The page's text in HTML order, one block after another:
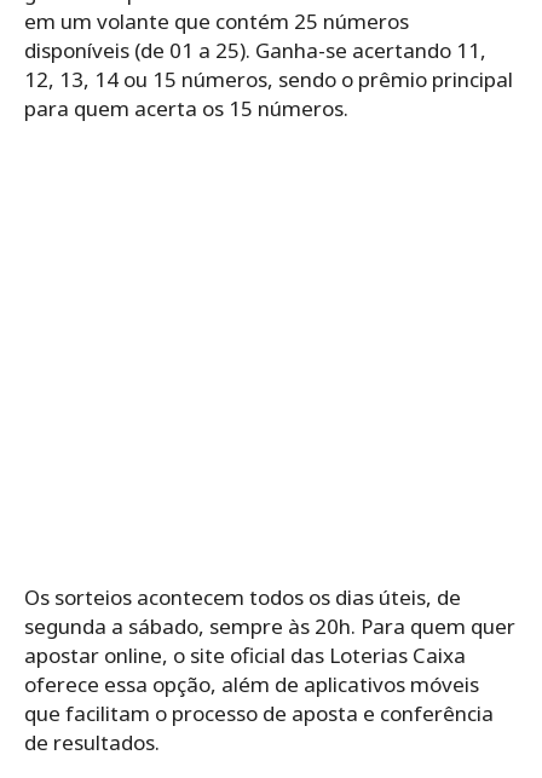
em um volante que contém 25 números
disponíveis (de 01 a 25). Ganha-se acertando 11,
12, 13, 14 ou 15 números, sendo o prêmio principal
para quem acerta os 15 números.
Os sorteios acontecem todos os dias úteis, de
segunda a sábado, sempre às 20h. Para quem quer
apostar online, o site oficial das Loterias Caixa
oferece essa opção, além de aplicativos móveis
que facilitam o processo de aposta e conferência
de resultados.